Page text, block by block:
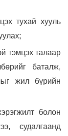
тухай хууль
тэмцэх талаар
баталж,
жил бүрийн
болон
судалгаанд